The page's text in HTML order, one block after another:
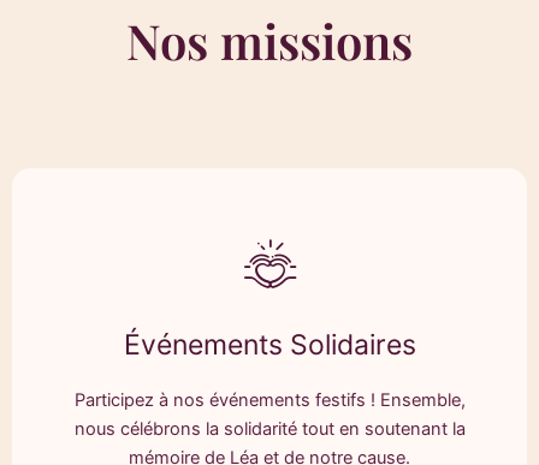
Nos missions
Événements Solidaires
Participez à nos événements festifs ! Ensemble,
nous célébrons la solidarité tout en soutenant la
mémoire de Léa et de notre cause.